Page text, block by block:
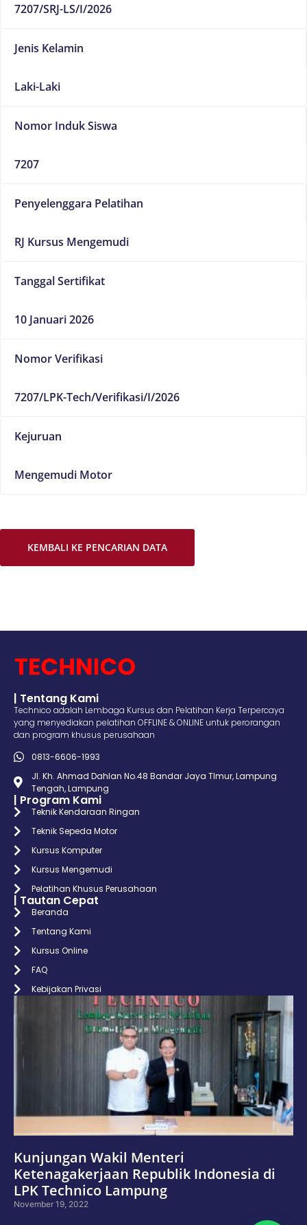
7207/SRJ-LS/I/2026
Jenis Kelamin
Laki-Laki
Nomor Induk Siswa
7207
Penyelenggara Pelatihan
RJ Kursus Mengemudi
Tanggal Sertifikat
10 Januari 2026
Nomor Verifikasi
7207/LPK-Tech/Verifikasi/I/2026
Kejuruan
Mengemudi Motor
KEMBALI KE PENCARIAN DATA
| Tentang Kami
Technico adalah Lembaga Kursus dan Pelatihan Kerja Terpercaya
yang menyediakan pelatihan OFFLINE & ONLINE untuk perorangan
dan program khusus perusahaan
0813-6606-1993
Jl. Kh. Ahmad Dahlan No.48 Bandar Jaya TImur, Lampung
Tengah, Lampung
| Program Kami
Teknik Kendaraan Ringan
Teknik Sepeda Motor
Kursus Komputer
Kursus Mengemudi
Pelatihan Khusus Perusahaan
| Tautan Cepat
Beranda
Tentang Kami
Kursus Online
FAQ
Kebijakan Privasi
Kunjungan Wakil Menteri
Ketenagakerjaan Republik Indonesia di
LPK Technico Lampung
November 19, 2022